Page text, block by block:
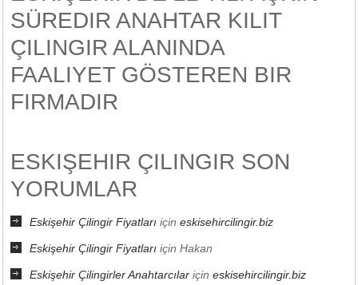
SÜREDIR ANAHTAR KILIT
ÇILINGIR ALANINDA
FAALIYET GÖSTEREN BIR
FIRMADIR
ESKIŞEHIR ÇILINGIR SON
YORUMLAR
Eskişehir Çilingir Fiyatları içineskisehircilingir.biz
Eskişehir Çilingir Fiyatları içinHakan
Eskişehir Çilingirler Anahtarcılar içineskisehircilingir.biz